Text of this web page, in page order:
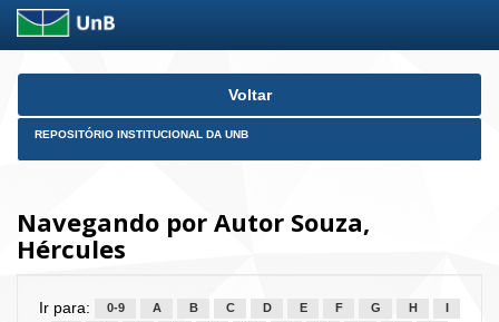
Skip
Voltar
REPOSITÓRIO INSTITUCIONAL DA UNB
Navegando por Autor Souza,
Hércules
Ir para: 0-9 A B C D E F G H